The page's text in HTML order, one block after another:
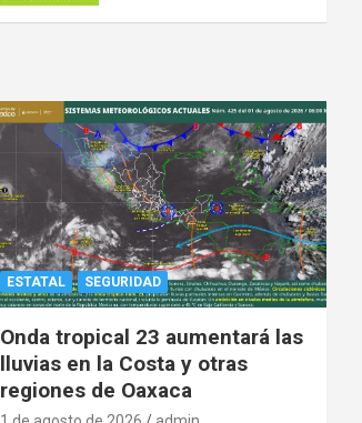
ESTATAL SEGURIDAD
Onda tropical 23 aumentará las
lluvias en la Costa y otras
regiones de Oaxaca